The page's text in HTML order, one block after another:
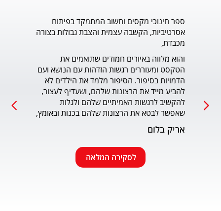
ספר חינוכי מקסים וחשוב המתמקד בפיתוח
אסרטיביות, הקשבה עצמית והצבת גבולות בצורה
מכבדת,
והוא מלווה באיורים חמודים שתואמים את
הדמויות בסיפור. הסיפור מלמד את הילדים לא
להקשיב לרגשות האמיתיים שלהם ולגלות
ורגשית בגובה העיניים של הילדים. מומלץ בחום.
אריק בלום
לסקירה המלאה